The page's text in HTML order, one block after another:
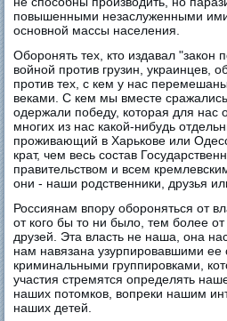
повышенными незаслуженными
основной массы населения.
Оборонять тех, кто издавал "закон
войной против грузин, украинцев,
против тех, с кем у нас
веками. С кем мы вместе
одержали победу, которая для
многих из нас какой-нибудь
проживающий в Харькове или
крат, чем весь состав
правительством и всем
они - наши родственники, друзья
Россиянам впору обороняться от
от кого бы то ни было, тем более от
друзей. Эта власть не наша, она
нам навязана узурпировавшими ее
криминальными группировками,
участия стремятся определять
наших потомков, вопреки нашим
наших детей.